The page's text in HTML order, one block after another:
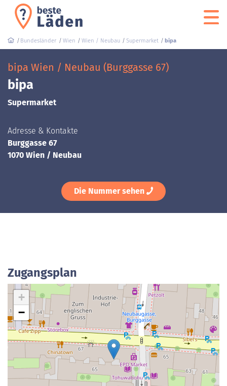
Bundesländer Wien Wien / Neubau Supermarket bipa
bipa Wien / Neubau (Burggasse 67)
bipa
Supermarket
Adresse & Kontakte
Burggasse 67
1070 Wien / Neubau
Die Nummer sehen
Zugangsplan
+
−